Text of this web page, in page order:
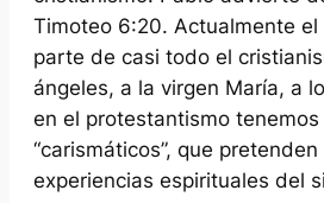
Timoteo 6:20. Actualmente el
parte de casi todo el
ángeles, a la virgen María, a
en el protestantismo
“carismáticos”, que
experiencias espirituales del